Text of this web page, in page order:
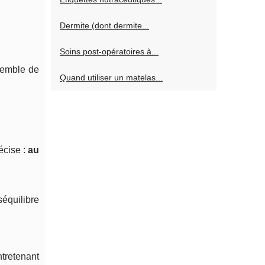
de
: au
Dermite (dont dermite...
Soins post-opératoires à...
Quand utiliser un matelas...